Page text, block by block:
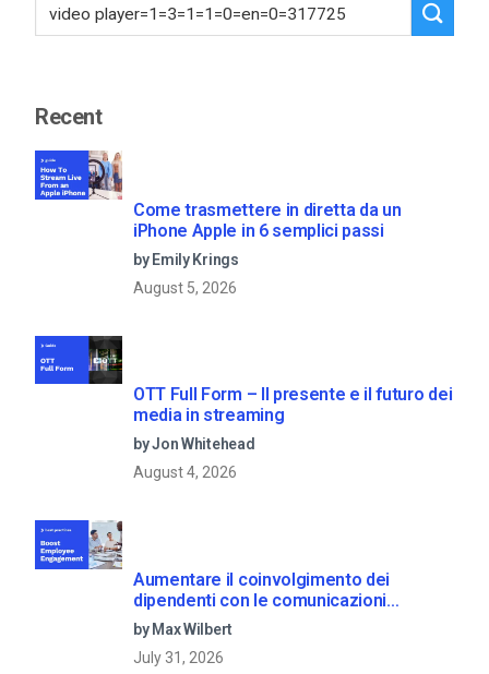
Recent
Come trasmettere in diretta da un
iPhone Apple in 6 semplici passi
by Emily Krings
August 5, 2026
OTT Full Form – Il presente e il futuro dei
media in streaming
by Jon Whitehead
August 4, 2026
Aumentare il coinvolgimento dei
dipendenti con le comunicazioni
aziendali in live streaming
by Max Wilbert
July 31, 2026